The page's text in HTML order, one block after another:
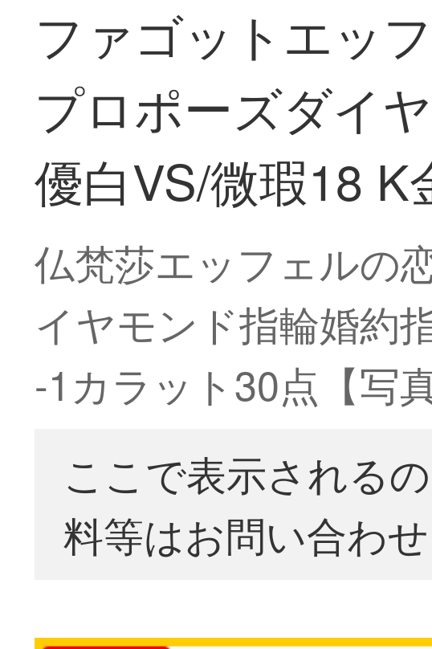
ファゴットエッ
プロポーズダイ
優白VS/微瑕18
仏梵莎エッフェルの
イヤモンド指輪婚約
-1カラット30点【写
ここで表示される
料等はお問い合わ